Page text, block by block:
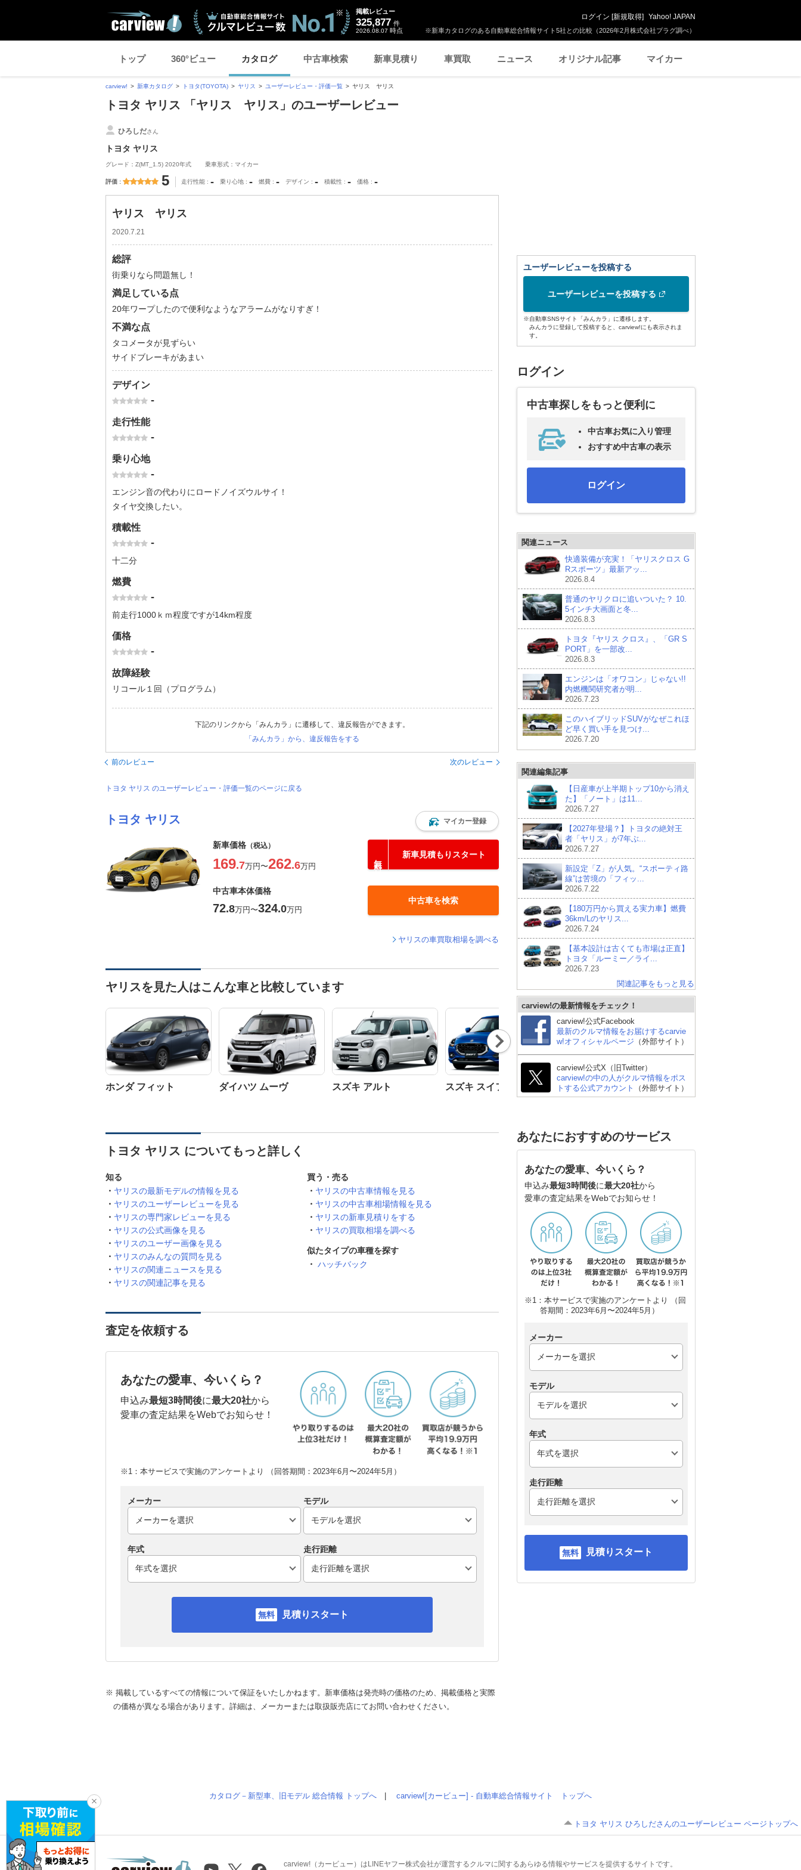
※新車カタログのある自動車総合情報サイト5社との比較（2026年2月株式会社プラグ調べ）
掲載レビュー
325,877 件
2026.08.07 時点
ログイン [新規取得] Yahoo! JAPAN
トップ 360°ビュー カタログ 中古車検索 新車見積り 車買取 ニュース オリジナル記事 マイカー
carview! 新車カタログ トヨタ(TOYOTA) ヤリス ユーザーレビュー・評価一覧 ヤリス ヤリス
トヨタ ヤリス 「ヤリス ヤリス」のユーザーレビュー
ひろしださん
トヨタ ヤリス
グレード：Z(MT_1.5) 2020年式 乗車形式：マイカー
評価 5 走行性能 - 乗り心地 - 燃費 - デザイン - 積載性 - 価格 -
ヤリス ヤリス
2020.7.21
総評
街乗りなら問題無し！
満足している点
20年ワープしたので便利なようなアラームがなりすぎ！
不満な点
タコメータが見ずらい
サイドブレーキがあまい
デザイン
-
走行性能
-
乗り心地
-
エンジン音の代わりにロードノイズウルサイ！
タイヤ交換したい。
積載性
-
十二分
燃費
-
前走行1000ｋｍ程度ですが14km程度
価格
-
故障経験
リコール１回（プログラム）
下記のリンクから「みんカラ」に遷移して、違反報告ができます。
「みんカラ」から、違反報告をする
前のレビュー 次のレビュー
トヨタ ヤリス のユーザーレビュー・評価一覧のページに戻る
トヨタ ヤリス マイカー登録
新車価格 （税込）
169.7万円〜262.6万円
新車見積もりスタート
中古車本体価格
72.8万円〜324.0万円
中古車を検索
ヤリスの車買取相場を調べる
ヤリスを見た人はこんな車と比較しています
ホンダ フィット ダイハツ ムーヴ スズキ アルト スズキ スイフト ダイハツ ミライース スズキ アルトラパン
Nex
t
トヨタ ヤリス についてもっと詳しく
知る
ヤリスの最新モデルの情報を見る
ヤリスのユーザーレビューを見る
ヤリスの専門家レビューを見る
ヤリスの公式画像を見る
ヤリスのユーザー画像を見る
ヤリスのみんなの質問を見る
ヤリスの関連ニュースを見る
ヤリスの関連記事を見る
買う・売る
ヤリスの中古車情報を見る
ヤリスの中古車相場情報を見る
ヤリスの新車見積りをする
ヤリスの買取相場を調べる
似たタイプの車種を探す
ハッチバック
査定を依頼する
あなたの愛車、今いくら？
申込み最短3時間後に最大20社から
愛車の査定結果をWebでお知らせ！
※1：本サービスで実施のアンケートより （回答期間：2023年6月〜2024年5月）
メーカー モデル
年式 走行距離
見積りスタート
※ 掲載しているすべての情報について保証をいたしかねます。新車価格は発売時の価格のため、掲載価格と実際
の価格が異なる場合があります。詳細は、メーカーまたは取扱販売店にてお問い合わせください。
ユーザーレビューを投稿する
ユーザーレビューを投稿する
※自動車SNSサイト「みんカラ」に遷移します。
みんカラに登録して投稿すると、carview!にも表示されま
す。
ログイン
中古車探しをもっと便利に
中古車お気に入り管理
おすすめ中古車の表示
ログイン
関連ニュース
快適装備が充実！「ヤリスクロス G
Rスポーツ」最新アッ...
2026.8.4
普通のヤリクロに追いついた？ 10.
5インチ大画面と冬...
2026.8.3
トヨタ『ヤリス クロス』、「GR S
PORT」を一部改...
2026.8.3
エンジンは「オワコン」じゃない!!
内燃機関研究者が明...
2026.7.23
このハイブリッドSUVがなぜこれほ
ど早く買い手を見つけ...
2026.7.20
関連編集記事
【日産車が上半期トップ10から消え
た】「ノート」は11...
2026.7.27
【2027年登場？】トヨタの絶対王
者「ヤリス」が7年ぶ...
2026.7.27
新設定「Z」が人気。“スポーティ路
線”は苦境の「フィッ...
2026.7.22
【180万円から買える実力車】燃費
36km/Lのヤリス...
2026.7.24
【基本設計は古くても市場は正直】
トヨタ「ルーミー／ライ...
2026.7.23
関連記事をもっと見る
carview!の最新情報をチェック！
carview!公式Facebook
最新のクルマ情報をお届けするcarvie
w!オフィシャルページ （外部サイト）
carview!公式X（旧Twitter）
carview!の中の人がクルマ情報をポス
トする公式アカウント
（外部サイト）
あなたにおすすめのサービス
あなたの愛車、今いくら？
申込み最短3時間後に最大20社から
愛車の査定結果をWebでお知らせ！
※1：本サービスで実施のアンケートより （回
答期間：2023年6月〜2024年5月）
メーカー
モデル
年式
走行距離
見積りスタート
カタログ－新型車、旧モデル 総合情報 トップへ carview![カービュー] - 自動車総合情報サイト トップへ
トヨタ ヤリス ひろしださんのユーザーレビュー ページトップへ
carview!（カービュー）はLINEヤフー株式会社が運営するクルマに関するあらゆる情報やサービスを提供するサイトです。